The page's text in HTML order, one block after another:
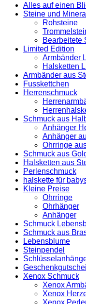
Alles auf einen
Steine und
Rohsteine
Bearbeitete
Limited Edition
Armbänder
Halsketten
Armbänder aus
Fusskettchen
Herrenschmuck
Schmuck aus
Anhänger
Anhänger
Ohrringe
Schmuck aus
Halsketten aus
Perlenschmuck
halskette für
Kleine Preise
Ohrringe
Ohrhänger
Anhänger
Schmuck
Schmuck aus
Lebensblume
Steinpendel
Xenox Schmuck
Xenox
Xenox
Xenox